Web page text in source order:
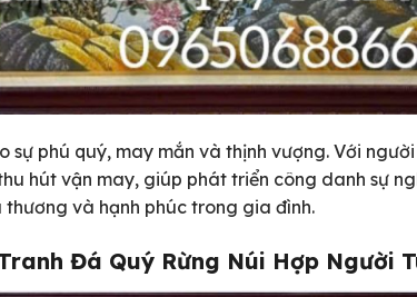
sự phú quý, may mắn và thịnh vượng. Với
hút vận may, giúp phát triển công danh sự
và hạnh phúc trong gia đình.
Đá Quý Rừng Núi Hợp Người